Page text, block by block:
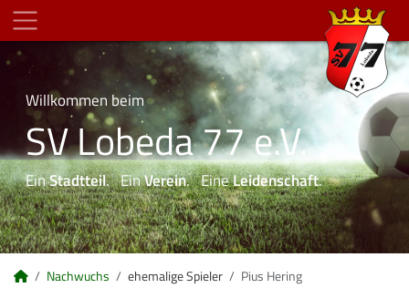
Willkommen beim
SV Lobeda 77 e.V.
EinStadtteil. EinVerein. EineLeidenschaft.
Nachwuchs ehemalige Spieler Pius Hering